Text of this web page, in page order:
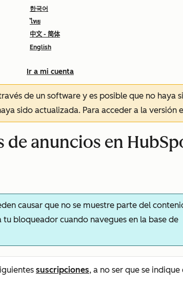
한국어
ไทย
中文 - 简体
English
Ir a mi cuenta
de un software y es posible que no haya
sido actualizada. Para acceder a la versión
de anuncios en
causar que no se muestre parte del
tu bloqueador cuando navegues en la base de
suscripciones, a no ser que se indique